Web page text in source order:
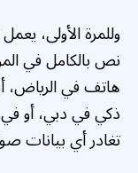
وللمرة الأولى،
نص بالكامل في
هاتف في الرياض،
ذكي في دبي، أو
تغادر أي بيانات